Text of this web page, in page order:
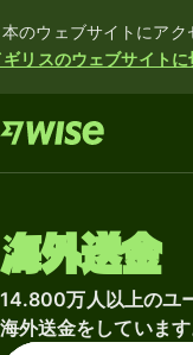
のウェブサイトにアク
ギリスのウェブサイト
海外送金
14.800万人以上のユ
海外送金をしています